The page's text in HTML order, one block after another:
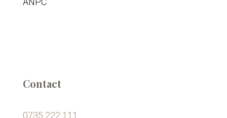
Contact
0735 222 111